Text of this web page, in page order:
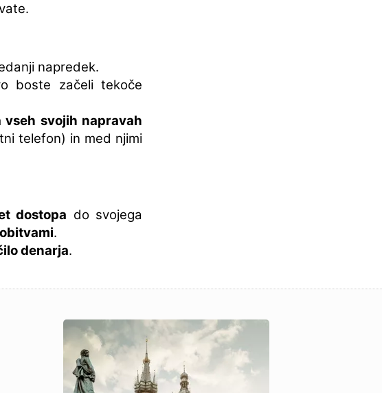
napredek.
boste začeli tekoče
vseh svojih napravah
telefon) in med njimi
dostopa do svojega
.
denarja.